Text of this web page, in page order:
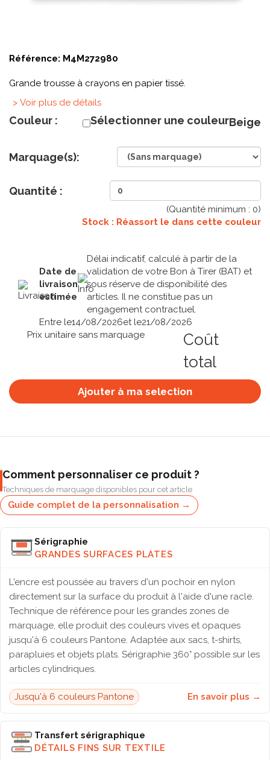
Référence: M4M272980
Grande trousse à crayons en papier tissé.
> Voir plus de détails
Couleur : Sélectionner une couleurBeige
Marquage(s):
Quantité :
(Quantité minimum : 0)
Stock : Réassort le dans cette couleur
Date de
livraison
estimée
Délai indicatif, calculé à partir de la
validation de votre Bon à Tirer (BAT) et
sous réserve de disponibilité des
articles. Il ne constitue pas un
engagement contractuel.
Entre le14/08/2026et le21/08/2026
Prix unitaire sans marquage
Coût
total
Ajouter à ma selection
Comment personnaliser ce produit ?
Techniques de marquage disponibles pour cet article
Guide complet de la personnalisation →
Sérigraphie
GRANDES SURFACES PLATES
L'encre est poussée au travers d'un pochoir en nylon
directement sur la surface du produit à l'aide d'une racle.
Technique de référence pour les grandes zones de
marquage, elle produit des couleurs vives et opaques
jusqu'à 6 couleurs Pantone. Adaptée aux sacs, t-shirts,
parapluies et objets plats. Sérigraphie 360° possible sur les
articles cylindriques.
Jusqu'à 6 couleurs Pantone En savoir plus →
Transfert sérigraphique
DÉTAILS FINS SUR TEXTILE